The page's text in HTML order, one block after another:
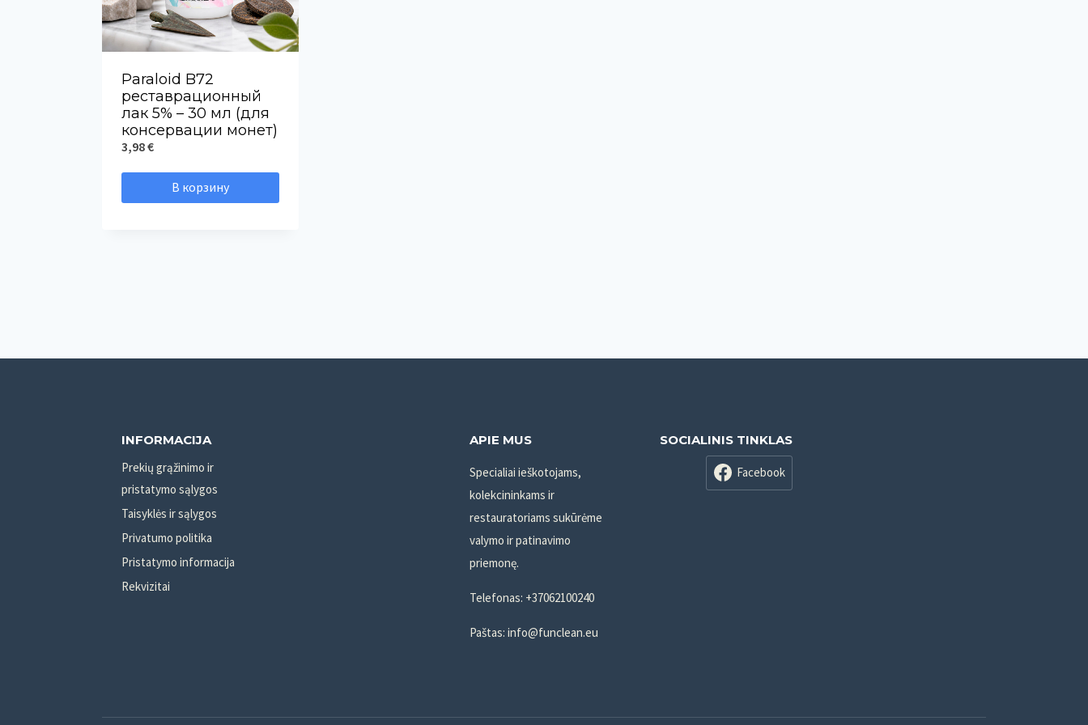
Paraloid B72
реставрационный
лак 5% – 30 мл (для
консервации монет)
3,98€
В корзину
INFORMACIJA
Prekių grąžinimo ir
pristatymo sąlygos
Taisyklės ir sąlygos
Privatumo politika
Pristatymo informacija
Rekvizitai
APIE MUS
Specialiai ieškotojams,
kolekcininkams ir
restauratoriams sukūrėme
valymo ir patinavimo
priemonę.
Telefonas: +37062100240
Paštas: info@funclean.eu
SOCIALINIS TINKLAS
Facebook